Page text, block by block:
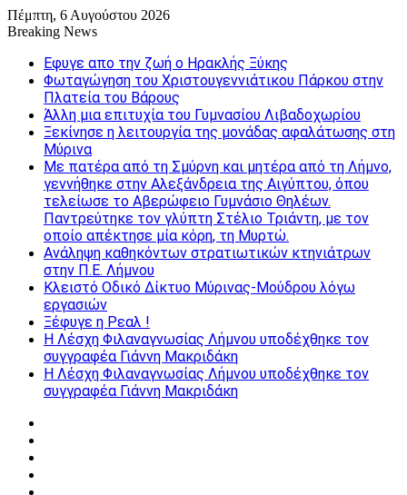
Πέμπτη, 6 Αυγούστου 2026
Breaking News
Εφυγε απο την ζωή o Ηρακλής Ξύκης
Φωταγώγηση του Χριστουγεννιάτικου Πάρκου στην
Πλατεία του Βάρους
Άλλη μια επιτυχία του Γυμνασίου Λιβαδοχωρίου
Ξεκίνησε η λειτουργία της μονάδας αφαλάτωσης στη
Μύρινα
Με πατέρα από τη Σμύρνη και μητέρα από τη Λήμνο,
γεννήθηκε στην Αλεξάνδρεια της Αιγύπτου, όπου
τελείωσε το Αβερώφειο Γυμνάσιο Θηλέων.
Παντρεύτηκε τον γλύπτη Στέλιο Τριάντη, με τον
οποίο απέκτησε μία κόρη, τη Μυρτώ.
Ανάληψη καθηκόντων στρατιωτικών κτηνιάτρων
στην Π.Ε. Λήμνου
Κλειστό Οδικό Δίκτυο Μύρινας-Μούδρου λόγω
εργασιών
Ξέφυγε η Ρεαλ !
Η Λέσχη Φιλαναγνωσίας Λήμνου υποδέχθηκε τον
συγγραφέα Γιάννη Μακριδάκη
Η Λέσχη Φιλαναγνωσίας Λήμνου υποδέχθηκε τον
συγγραφέα Γιάννη Μακριδάκη